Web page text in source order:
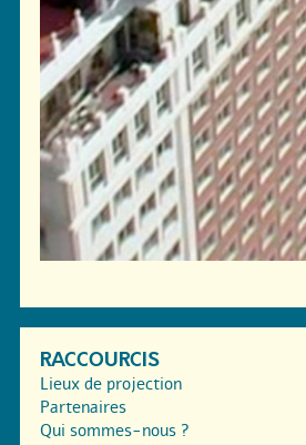
RACCOURCIS
Lieux de projection
Partenaires
Qui sommes-nous ?